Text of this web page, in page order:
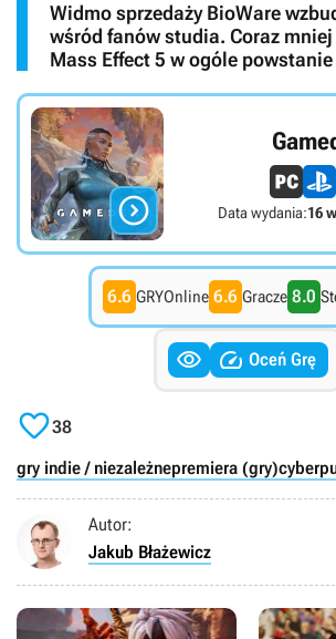
Widmo sprzedaży BioWare
wśród fanów studia. Coraz mniej
Mass Effect 5 w ogóle powstanie
 Data wydania:16
6.6 GRYOnline 6.6 Gracze 8.0
  Oceń Grę
38
gry indie / niezależnepremiera (gry)
Autor:
Jakub Błażewicz